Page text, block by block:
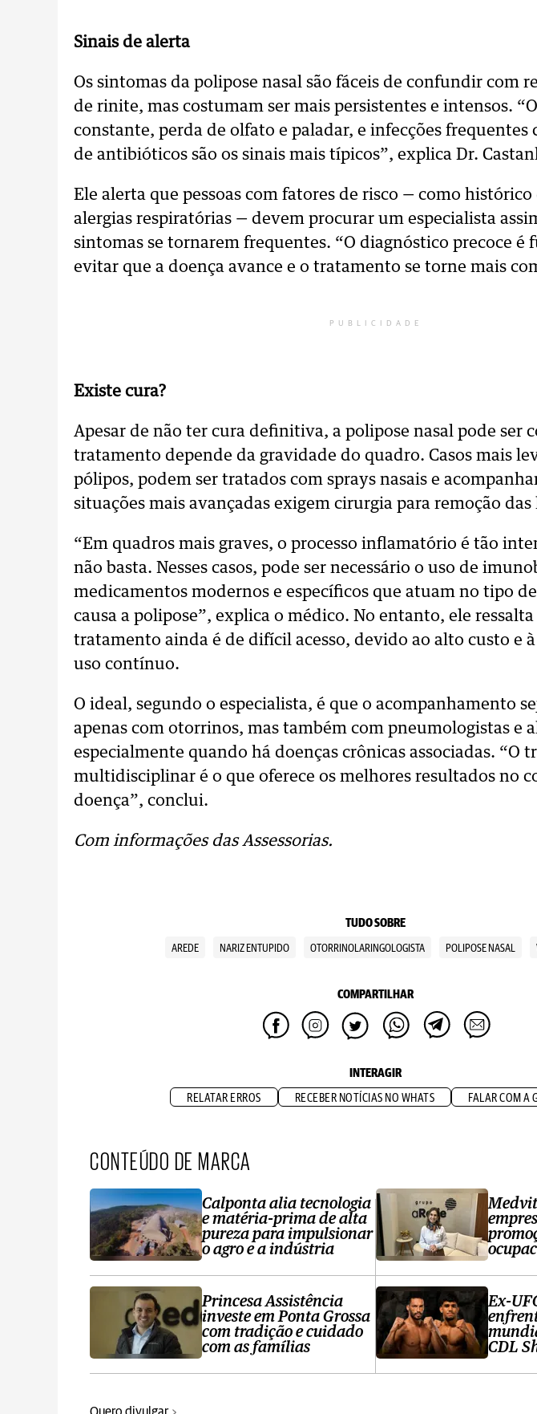
Sinais de alerta
Os sintomas da polipose nasal são fáceis de confundir com
de rinite, mas costumam ser mais persistentes e intensos.
constante, perda de olfato e paladar, e infecções frequentes
de antibióticos são os sinais mais típicos”, explica Dr.
Ele alerta que pessoas com fatores de risco — como histórico
alergias respiratórias — devem procurar um especialista
sintomas se tornarem frequentes. “O diagnóstico precoce é
evitar que a doença avance e o tratamento se torne mais
PUBLICIDADE
Existe cura?
Apesar de não ter cura definitiva, a polipose nasal pode ser
tratamento depende da gravidade do quadro. Casos mais
pólipos, podem ser tratados com sprays nasais e
situações mais avançadas exigem cirurgia para remoção das
“Em quadros mais graves, o processo inflamatório é tão
não basta. Nesses casos, pode ser necessário o uso de
medicamentos modernos e específicos que atuam no tipo
causa a polipose”, explica o médico. No entanto, ele
tratamento ainda é de difícil acesso, devido ao alto custo e à
uso contínuo.
O ideal, segundo o especialista, é que o acompanhamento
apenas com otorrinos, mas também com pneumologistas e
especialmente quando há doenças crônicas associadas. “O
multidisciplinar é o que oferece os melhores resultados no
doença”, conclui.
Com informações das Assessorias.
TUDO SOBRE
AREDE NARIZ ENTUPIDO OTORRINOLARINGOLOGISTA POLIPOSE NASAL
COMPARTILHAR
INTERAGIR
RELATAR ERROS RECEBER NOTÍCIAS NO WHATS FALAR COM A
CONTEÚDO DE MARCA
Calponta alia tecnologia
e matéria-prima de alta
pureza para impulsionar
o agro e a indústria
Princesa Assistência
investe em Ponta Grossa
com tradição e cuidado
com as famílias
Ex-
CDL